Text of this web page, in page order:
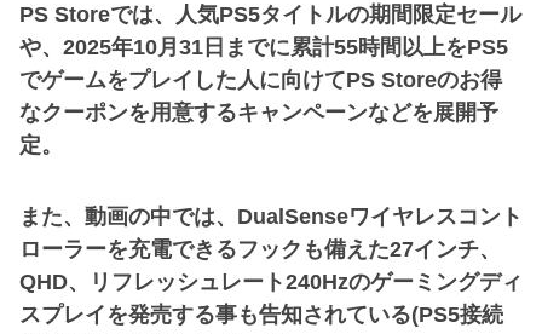
PS Storeでは、人気PS5タイトルの期間限定セール
や、2025年10月31日までに累計55時間以上をPS5
でゲームをプレイした人に向けてPS Storeのお得
なクーポンを用意するキャンペーンなどを展開予
定。
また、動画の中では、DualSenseワイヤレスコント
ローラーを充電できるフックも備えた27インチ、
QHD、リフレッシュレート240Hzのゲーミングディ
スプレイを発売する事も告知されている(PS5接続